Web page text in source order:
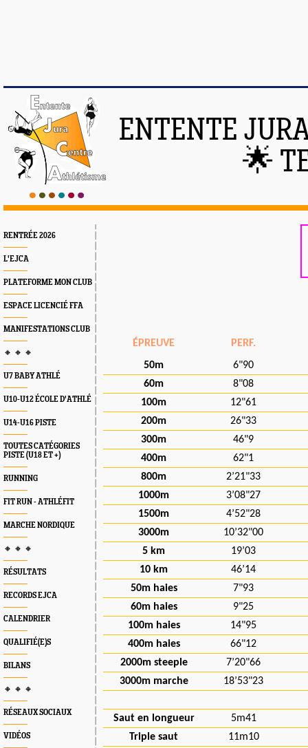
ENTENTE
🌟
RENTRÉE 2026
L'EJCA
PLATEFORME MON CLUB
ESPACE LICENCIÉ FFA
MANIFESTATIONS CLUB
🔸 🔸 🔸
U7 BABY ATHLÉ
U10-U12 ÉCOLE D'ATHLÉ
U14-U16 PISTE
TOUTES CATÉGORIES
PISTE (U18 ET +)
RUNNING
FIT RUN - ATHLÉFIT
MARCHE NORDIQUE
🔸 🔸 🔸
RÉSULTATS
RECORDS EJCA
CALENDRIER
QUALIFIÉ(E)S
BILANS
🔸 🔸 🔸
RÉSEAUX SOCIAUX
VIDÉOS
ÉPREUVE
PERF.
50m
6"90
60m
8"08
100m
12"61
200m
26"33
300m
46"9
400m
62"1
800m
2’21"33
1000m
3’08"27
1500m
4’52"28
3000m
10’32"00
5 km
19’03
10 km
46’14
50m haies
7"93
60m haies
9"25
100m haies
14"95
400m haies
66"12
2000m steeple
7’20"66
3000m marche
18’53"23
Saut en longueur
5m41
Triple saut
11m10